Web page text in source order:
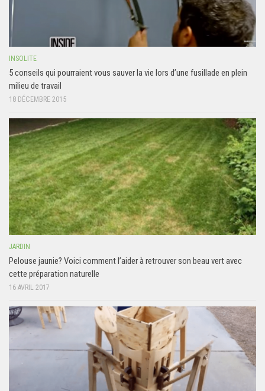
INSOLITE
5 conseils qui pourraient vous sauver la vie lors d’une fusillade en plein
milieu de travail
18 DÉCEMBRE 2015
JARDIN
Pelouse jaunie? Voici comment l’aider à retrouver son beau vert avec
cette préparation naturelle
16 AVRIL 2017